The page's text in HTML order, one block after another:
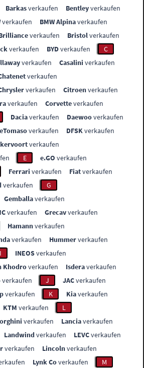
Barkasverkaufen Bentleyverkaufen
verkaufen BMW Alpinaverkaufen
verkaufen Bristolverkaufen
verkaufen BYDverkaufen
C
verkaufen Casalini verkaufen
verkaufen
verkaufen Citroenverkaufen
verkaufen Corvetteverkaufen
Daciaverkaufen Daewooverkaufen
verkaufen DFSKverkaufen
verkaufen
E e.GO verkaufen
Ferrari verkaufen Fiatverkaufen
verkaufen
G
Gemballaverkaufen
verkaufen Grecavverkaufen
Hamannverkaufen
verkaufen Hummerverkaufen
I INEOSverkaufen
Khodroverkaufen Isderaverkaufen
verkaufen J JACverkaufen
verkaufen K Kiaverkaufen
KTM verkaufen
L
verkaufen Lanciaverkaufen
Landwindverkaufen LEVCverkaufen
verkaufen Lincolnverkaufen
Lynk Coverkaufen
M